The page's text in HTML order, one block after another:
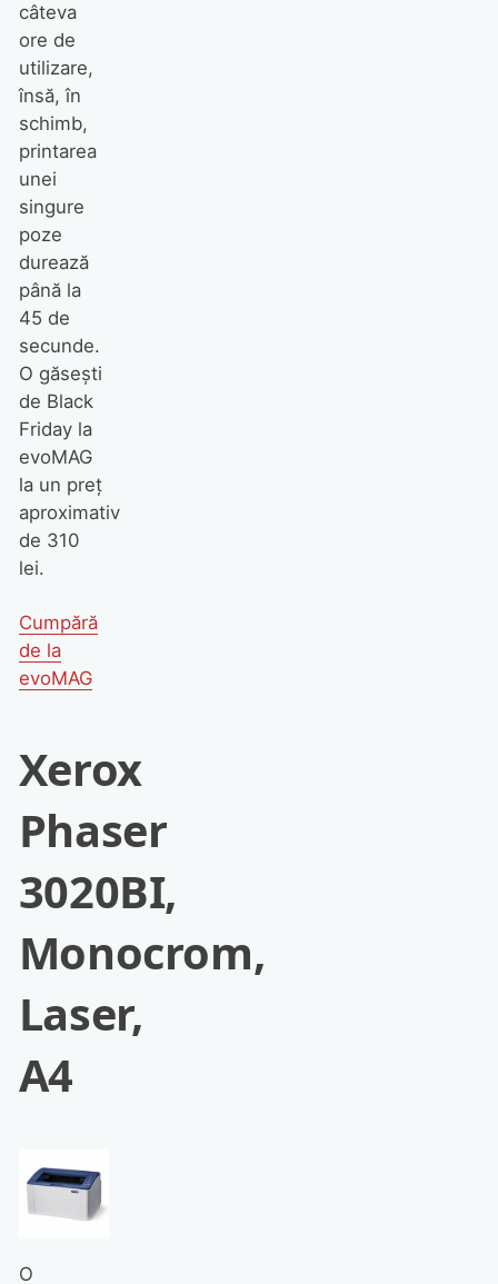
câteva
ore de
utilizare,
însă, în
schimb,
printarea
unei
singure
poze
durează
până la
45 de
secunde.
O găsești
de Black
Friday la
evoMAG
la un preț
aproximativ
de 310
lei.
Cumpără
de la
evoMAG
Xerox
Phaser
3020BI,
Monocrom,
Laser,
A4
O